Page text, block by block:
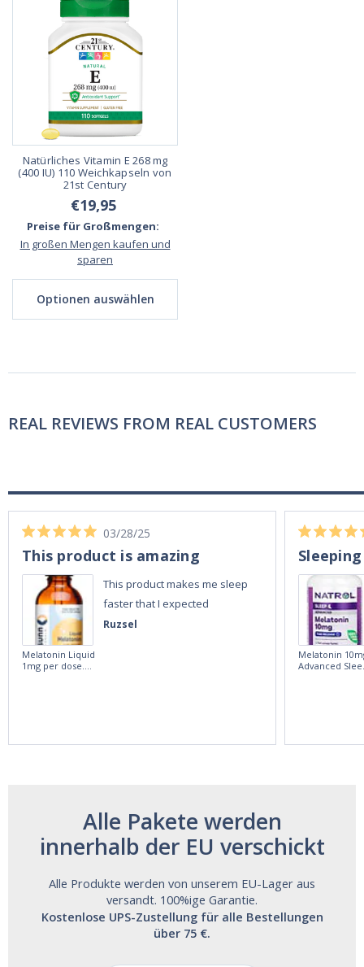
Natürliches Vitamin E 268 mg
(400 IU) 110 Weichkapseln von
21st Century
€19,95
Preise für Großmengen:
In großen Mengen kaufen und
sparen
Optionen auswählen
REAL REVIEWS FROM REAL CUSTOMERS
Ruzsel
03/28/25
This product is amazing
This product makes me sleep
faster that I expected
Melatonin Liquid
1mg per dose.
Melatonin
Advanced
Alle Pakete werden
innerhalb der EU verschickt
Alle Produkte werden von unserem EU-Lager aus
versandt. 100%ige Garantie.
Kostenlose UPS-Zustellung für alle Bestellungen
über 75 €.